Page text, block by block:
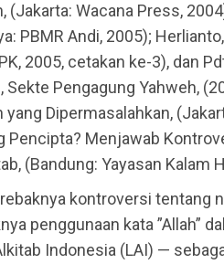
(Jakarta: Wacana Press,
PBMR Andi, 2005);
2005, cetakan ke-3), dan
Sekte Pengagung Yahweh,
yang Dipermasalahkan,
Pencipta? Menjawab
(Bandung: Yayasan Kalam
kontroversi tentang
penggunaan kata ”Allah”
Indonesia (LAI) —